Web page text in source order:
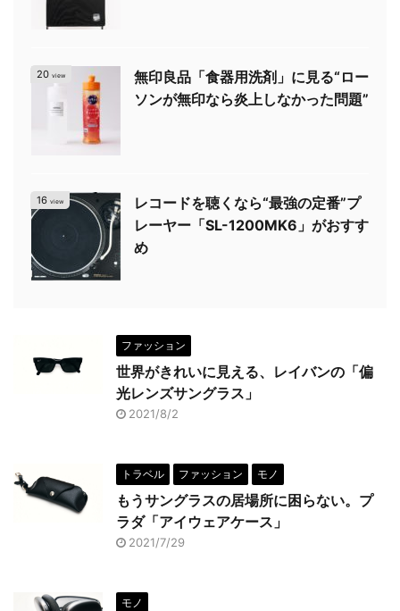
20 view
無印良品「食器用洗剤」に見る“ロー
ソンが無印なら炎上しなかった問題”
16 view
レコードを聴くなら“最強の定番”プ
レーヤー「SL-1200MK6」がおすす
め
ファッション
世界がきれいに見える、レイバンの「偏
光レンズサングラス」
2021/8/2
トラベル ファッション モノ
もうサングラスの居場所に困らない。プ
ラダ「アイウェアケース」
2021/7/29
モノ